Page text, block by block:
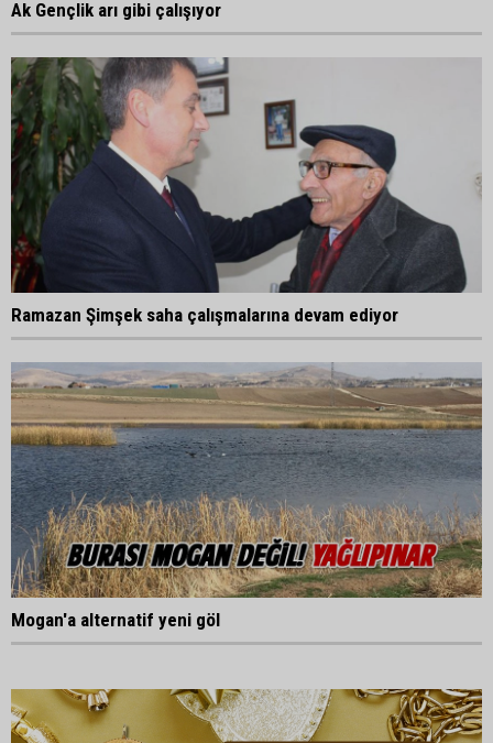
Ak Gençlik arı gibi çalışıyor
Ramazan Şimşek saha çalışmalarına devam ediyor
Mogan'a alternatif yeni göl